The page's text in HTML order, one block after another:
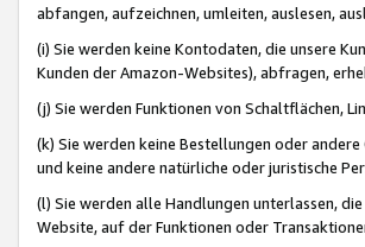
abfangen, aufzeichnen, umleiten, auslesen,
(i) Sie werden keine Kontodaten, die unsere
Kunden der Amazon-Websites), abfragen,
(j) Sie werden Funktionen von Schaltflächen,
(k) Sie werden keine Bestellungen oder
und keine andere natürliche oder juristische
(l) Sie werden alle Handlungen unterlassen,
Website, auf der Funktionen oder